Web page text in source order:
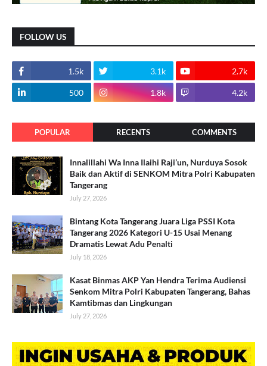
FOLLOW US
1.5k 3.1k 2.7k
500 1.8k 4.2k
POPULAR RECENTS COMMENTS
Innalillahi Wa Inna Ilaihi Raji’un, Nurduya Sosok
Baik dan Aktif di SENKOM Mitra Polri Kabupaten
Tangerang
July 27, 2026
Bintang Kota Tangerang Juara Liga PSSI Kota
Tangerang 2026 Kategori U-15 Usai Menang
Dramatis Lewat Adu Penalti
July 18, 2026
Kasat Binmas AKP Yan Hendra Terima Audiensi
Senkom Mitra Polri Kabupaten Tangerang, Bahas
Kamtibmas dan Lingkungan
July 27, 2026